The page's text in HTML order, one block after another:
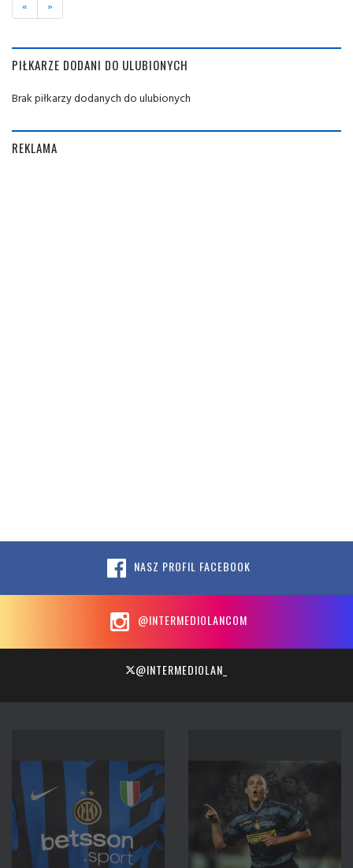
« »
PIŁKARZE DODANI DO ULUBIONYCH
Brak piłkarzy dodanych do ulubionych
REKLAMA
NASZ PROFIL FACEBOOK
@INTERMEDIOLANCOM
@INTERMEDIOLAN_